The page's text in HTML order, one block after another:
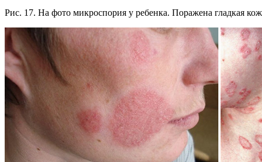
Рис. 17. На фото микроспория у ребенка. Поражена гладкая